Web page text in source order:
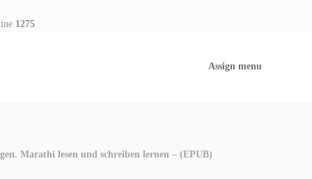
1275
Assign menu
Marathi lesen und schreiben lernen – (EPUB)